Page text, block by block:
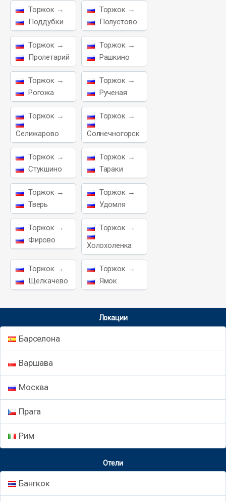
Торжок →
Поддубки
Торжок →
Полустово
Торжок →
Пролетарий
Торжок →
Рашкино
Торжок →
Рогожа
Торжок →
Рученая
Торжок →
Селижарово
Торжок →
Солнечногорск
Торжок →
Стукшино
Торжок →
Тараки
Торжок →
Тверь
Торжок →
Удомля
Торжок →
Фирово
Торжок →
Холохоленка
Торжок →
Щелкачево
Торжок →
Ямок
Локации
Барселона
Варшава
Москва
Прага
Рим
Отели
Бангкок